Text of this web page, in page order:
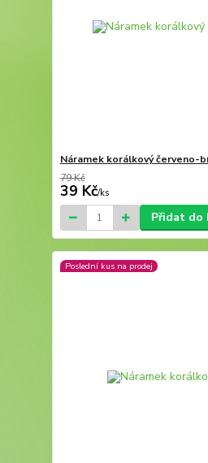
Náramek korálkový červeno-
79 Kč
39 Kč/ks
Přidat do
Poslední kus na prodej